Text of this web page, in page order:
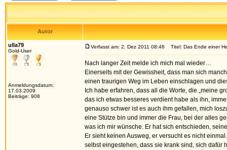
Autor
ulla79
Gold-User
Anmeldungsdatum:
17.03.2009
Beiträge: 908
Verfasst am: 2. Dez 2011 08:46 Titel: Das Ende einer
Nach langer Zeit melde ich mich mal wieder…
Einerseits mit der Gewissheit, dass man sich
einen traurigen Weg im Leben einschlagen und
Ich habe erfahren, dass all die Worte, die „meine
das ich etwas besseres verdient habe als ihn,
genauso schwer ist es auch ihm gefallen, mich
eine Stütze bin und immer die Frau, bei der alles
was ich mir wünsche. Er hat sich entschieden,
Er sieht keinen Ausweg, er versucht es nicht
selbst eingestehen, dass sie krank sind, sich